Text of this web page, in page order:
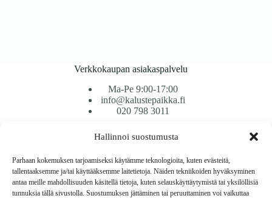
Hallinnoi suostumusta
Parhaan kokemuksen tarjoamiseksi käytämme teknologioita, kuten evästeitä,
tallentaaksemme ja/tai käyttääksemme laitetietoja. Näiden tekniikoiden hyväksyminen
antaa meille mahdollisuuden käsitellä tietoja, kuten selauskäyttäytymistä tai yksilöllisiä
tunnuksia tällä sivustolla. Suostumuksen jättäminen tai peruuttaminen voi vaikuttaa
Verkkokaupan asiakaspalvelu
Ma-Pe 9:00-17:00
info@kalustepaikka.fi
020 798 3011
Tavarantoimitus / Maksutavat
Toimitustavat
Maksutavat
Vaihto ja palautus
Reklamaatiot